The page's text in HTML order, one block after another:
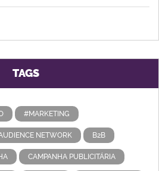
TAGS
#MARKETING
NETWORK B2B
CAMPANHA PUBLICITÁRIA